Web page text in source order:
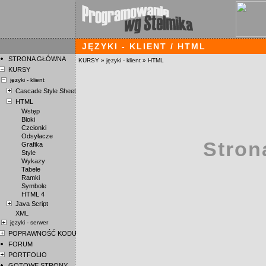
JĘZYKI - KLIENT / HTML
KURSY» języki - klient» HTML
STRONA GŁÓWNA
KURSY
języki - klient
Cascade Style Sheet
HTML
Wstęp
Bloki
Czcionki
Odsyłacze
Grafika
Style
Wykazy
Tabele
Ramki
Symbole
HTML 4
Java Script
XML
języki - serwer
POPRAWNOŚĆ KODU
FORUM
PORTFOLIO